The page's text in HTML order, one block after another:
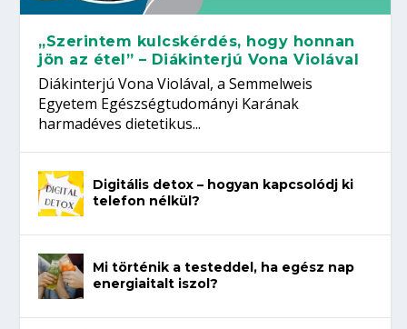
„Szerintem kulcskérdés, hogy honnan
jön az étel” – Diákinterjú Vona Violával
Diákinterjú Vona Violával, a Semmelweis
Egyetem Egészségtudományi Karának
harmadéves dietetikus...
Digitális detox – hogyan kapcsolódj ki
telefon nélkül?
Mi történik a testeddel, ha egész nap
energiaitalt iszol?